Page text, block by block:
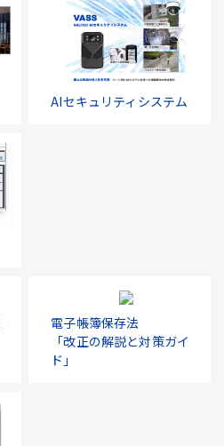
AIセキュリティシステム
電子帳簿保存法
「改正の解説と対策ガイ
ド」